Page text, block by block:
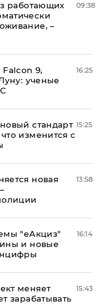
работающих
–
09:38
Falcon 9,
ученые
16:25
стандарт
изменится с
15:25
новая
13:58
"еАкциз"
и новые
16:14
меняет
зарабатывать
15:43